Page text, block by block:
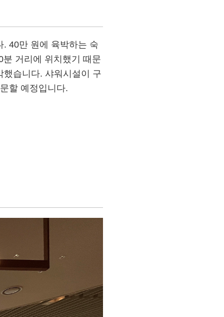
40만 원에 육박하는 숙
거리에 위치했기 때문
습니다. 샤워시설이 구
할 예정입니다.